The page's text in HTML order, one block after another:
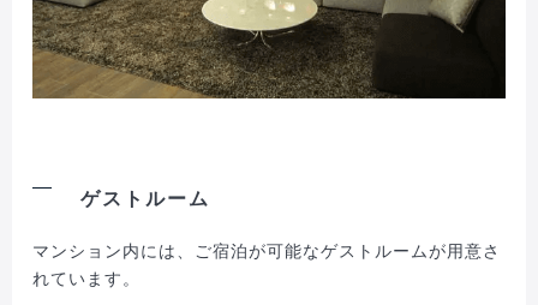
ゲストルーム
マンション内には、ご宿泊が可能なゲストルームが用意さ
れています。